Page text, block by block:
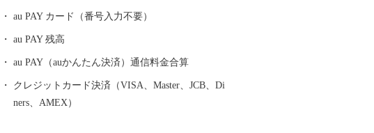
au PAY カード（番号入力不要）
au PAY 残高
au PAY（auかんたん決済）通信料金合算
クレジットカード決済（VISA、Master、JCB、Di
ners、AMEX）